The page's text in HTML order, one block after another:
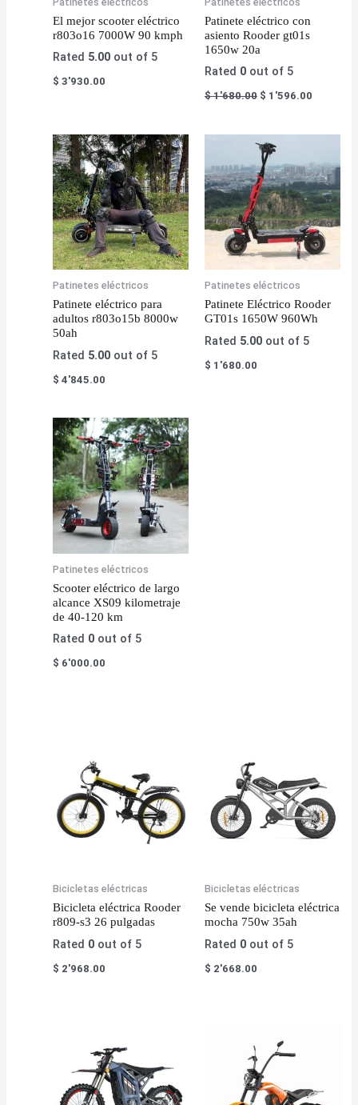
El mejor scooter eléctrico
r803o16 7000W 90 kmph
Rated 5.00 out of 5
$ 3'930.00
Patinete eléctrico con
asiento Rooder gt01s
1650w 20a
Rated 0out of 5
$1'680.00 $ 1'596.00
Patinetes eléctricos
Patinete eléctrico para
adultos r803o15b 8000w
50ah
Rated 5.00 out of 5
$ 4'845.00
Patinetes eléctricos
Patinete Eléctrico Rooder
GT01s 1650W 960Wh
Rated 5.00out of 5
$ 1'680.00
Patinetes eléctricos
Scooter eléctrico de largo
alcance XS09 kilometraje
de 40-120 km
Rated 0 out of 5
$ 6'000.00
Bicicletas eléctricas
Bicicleta eléctrica Rooder
r809-s3 26 pulgadas
Rated 0 out of 5
$ 2'968.00
Bicicletas eléctricas
Se vende bicicleta eléctrica
mocha 750w 35ah
Rated 0out of 5
$ 2'668.00